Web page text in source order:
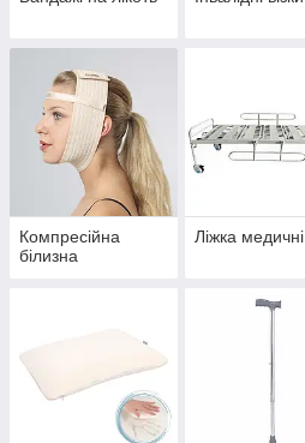
Компресійна
білизна
Ліжка медичні